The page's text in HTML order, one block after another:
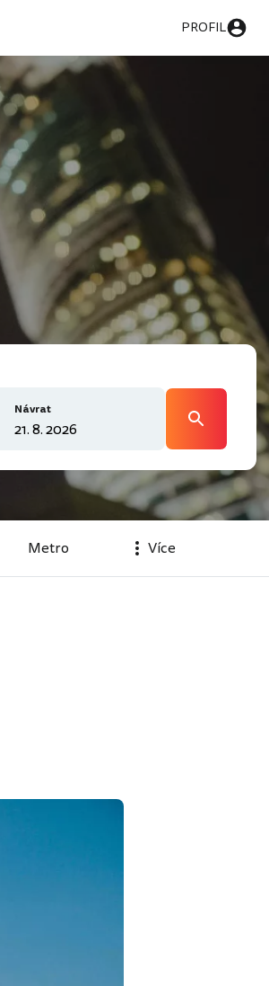
PROFIL
Návrat
Metro Více